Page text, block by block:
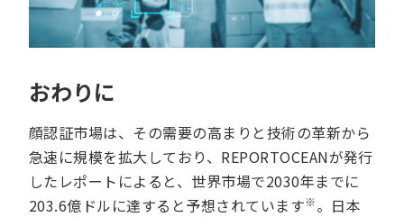
おわりに
顔認証市場は、その需要の高まりと技術の革新から
急速に規模を拡大しており、REPORTOCEANが発行
したレポートによると、世界市場で2030年までに
203.6億ドルに達すると予想されています※。日本